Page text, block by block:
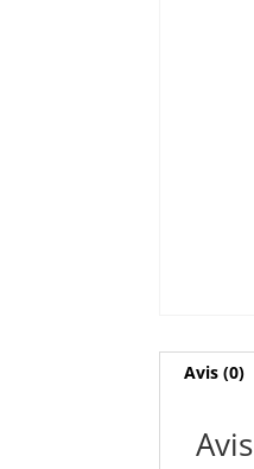
Avis (0)
Avis